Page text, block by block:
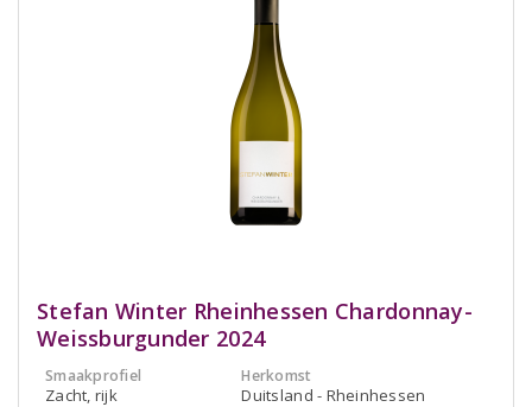
Stefan Winter Rheinhessen Chardonnay-
Weissburgunder 2024
Smaakprofiel
Zacht, rijk
Herkomst
Duitsland - Rheinhessen